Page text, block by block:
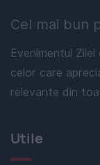
Cel mai bun
Evenimentul
celor care
relevante din
Utile